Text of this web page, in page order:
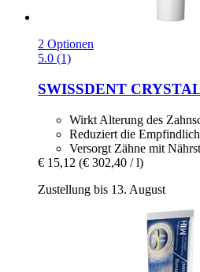
2 Optionen
5.0 (1)
SWISSDENT
Wirkt Alterung des
Reduziert die
Versorgt Zähne mit
€ 15,12 (€ 302,40 / l)
Zustellung bis 13. August